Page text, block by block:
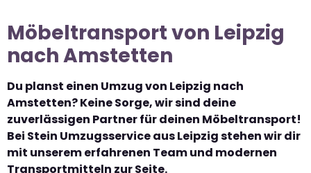
Möbeltransport von Leipzig
nach Amstetten
Du planst einen Umzug von Leipzig nach
Amstetten? Keine Sorge, wir sind deine
zuverlässigen Partner für deinen Möbeltransport!
Bei Stein Umzugsservice aus Leipzig stehen wir dir
mit unserem erfahrenen Team und modernen
Transportmitteln zur Seite.